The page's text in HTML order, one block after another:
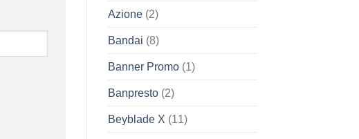
Azione(2)
Bandai (8)
Banner Promo(1)
Banpresto(2)
Beyblade X (11)